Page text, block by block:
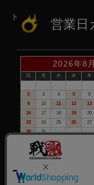
ト） 営業日
2026年8月
日 月 火 水 木
2
3 4 5 6
9
10 11 12 13
16
17 18 19 20
23
24 25 26 27
30
31
赤い日付が定休日です
※定休日は、商品の
おりますので予めご